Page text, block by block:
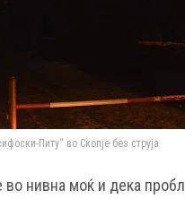
Питу“ во Скопје без струја
нивна моќ и дека